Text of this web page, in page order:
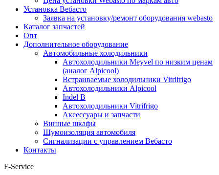
Установка Вебасто
Заявка на установку/ремонт оборудования webasto
Каталог запчастей
Опт
Дополнительное оборудование
Автомобильные холодильники
Автохолодильники Meyvel по низким ценам
(аналог Alpicool)
Встраиваемые холодильники Vitrifrigo
Автохолодильники Alpicool
Indel B
Автохолодильники Vitrifrigo
Аксессуары и запчасти
Винные шкафы
Шумоизоляция автомобиля
Сигнализации с управлением Вебасто
Контакты
F-Service